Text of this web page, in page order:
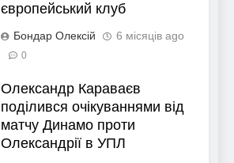
європейський клуб
Бондар Олексій 6 місяців ago
0
Олександр Караваєв
поділився очікуваннями від
матчу Динамо проти
Олександрії в УПЛ